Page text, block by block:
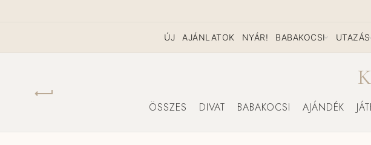
ÚJ AJÁNLATOK NYÁR! BABAKOCSI UTAZÁS
ÖSSZES DIVAT BABAKOCSI AJÁNDÉK